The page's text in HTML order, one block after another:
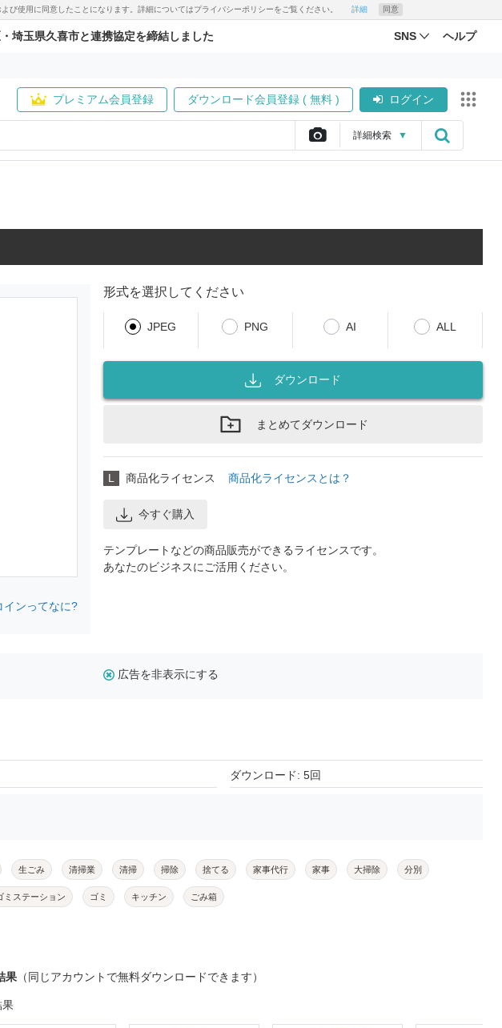
使用に同意したことになります。詳細についてはプライバシーポリシーをご覧ください。 詳細 同意
埼玉県久喜市と連携協定を締結しました SNS ヘルプ
プレミアム会員登録 ダウンロード会員登録 ( 無料 ) ログイン
詳細検索 ▼
インってなに?
形式を選択してください
JPEG PNG AI ALL
ダウンロード
まとめてダウンロード
L 商品化ライセンス 商品化ライセンスとは？
今すぐ購入
テンプレートなどの商品販売ができるライセンスです。
あなたのビジネスにご活用ください。
広告を非表示にする
ダウンロード: 5回
生ごみ 清掃業 清掃 掃除 捨てる 家事代行 家事 大掃除 分別
ミステーション ゴミ キッチン ごみ箱
果 （同じアカウントで無料ダウンロードできます）
果